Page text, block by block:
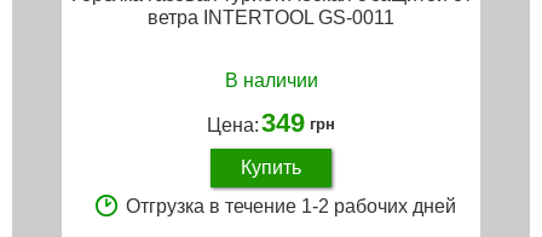
ветра INTERTOOL GS-0011
В наличии
Цена:349 грн
Купить
Отгрузка в течение 1-2 рабочих дней